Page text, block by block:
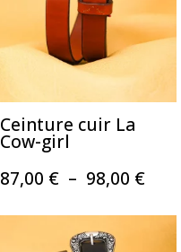
Ceinture cuir La
Cow-girl
87,00 € – 98,00 €
prix